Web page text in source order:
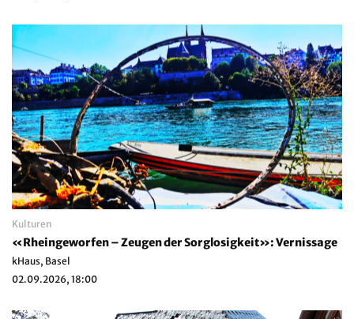
Kulturen
«Rheingeworfen – Zeugen der Sorglosigkeit»: Vernissage
kHaus, Basel
02.09.2026, 18:00